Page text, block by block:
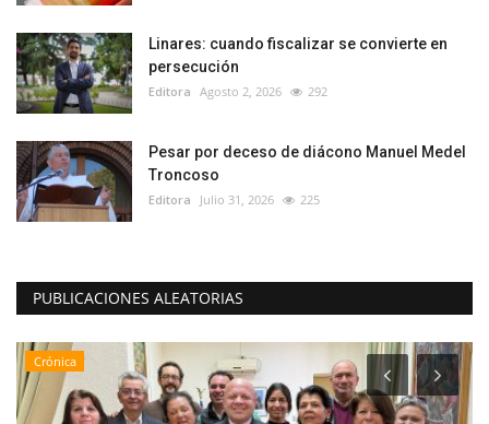
Linares: cuando fiscalizar se convierte en
persecución
Editora Agosto 2, 2026 292
Pesar por deceso de diácono Manuel Medel
Troncoso
Editora Julio 31, 2026 225
PUBLICACIONES ALEATORIAS
Crónica